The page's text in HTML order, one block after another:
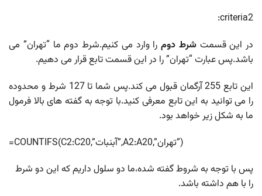
criteria2:
در این قسمتشرط دوم را وارد می کنیم.شرط دوم ما “تهران” می
باشد.پس عبارت “تهران” را در این قسمت تابع قرار می دهیم.
این تابع 255 آرگمان قبول می کند.پس شما تا 127 شرط و محدوده
را می توانید به این تابع معرفی کنید.با توجه به گفته های بالا فرمول
ما به شکل زیر خواهد بود.
=COUNTIFS(C2:C20,”آبنبات”,A2:A20,”تهران”)
پس با توجه به شروط گفته شده،ما دو سلول داریم که این دو شرط
را با هم داشته باشد.